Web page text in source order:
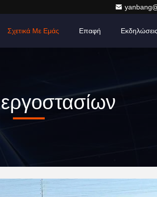
Σχετικά Με Εμάς Επαφή Εκδηλώσεις